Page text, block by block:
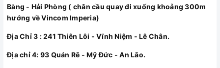
Bàng - Hải Phòng ( chân cầu quay đi xuống khoảng 300m
hướng về Vincom Imperia)
Địa Chỉ 3 : 241 Thiên Lôi - Vĩnh Niệm - Lê Chân.
Địa chỉ 4: 93 Quán Rẽ - Mỹ Đức - An Lão.